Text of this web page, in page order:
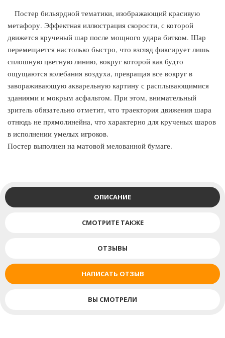
Постер бильярдной тематики, изображающий красивую
метафору. Эффектная иллюстрация скорости, с которой
движется крученый шар после мощного удара битком. Шар
перемещается настолько быстро, что взгляд фиксирует лишь
сплошную цветную линию, вокруг которой как будто
ощущаются колебания воздуха, превращая все вокруг в
завораживающую акварельную картину с расплывающимися
зданиями и мокрым асфальтом. При этом, внимательный
зритель обязательно отметит, что траектория движения шара
отнюдь не прямолинейна, что характерно для крученых шаров
в исполнении умелых игроков.
Постер выполнен на матовой мелованной бумаге.
ОПИСАНИЕ
СМОТРИТЕ ТАКЖЕ
ОТЗЫВЫ
НАПИСАТЬ ОТЗЫВ
ВЫ СМОТРЕЛИ